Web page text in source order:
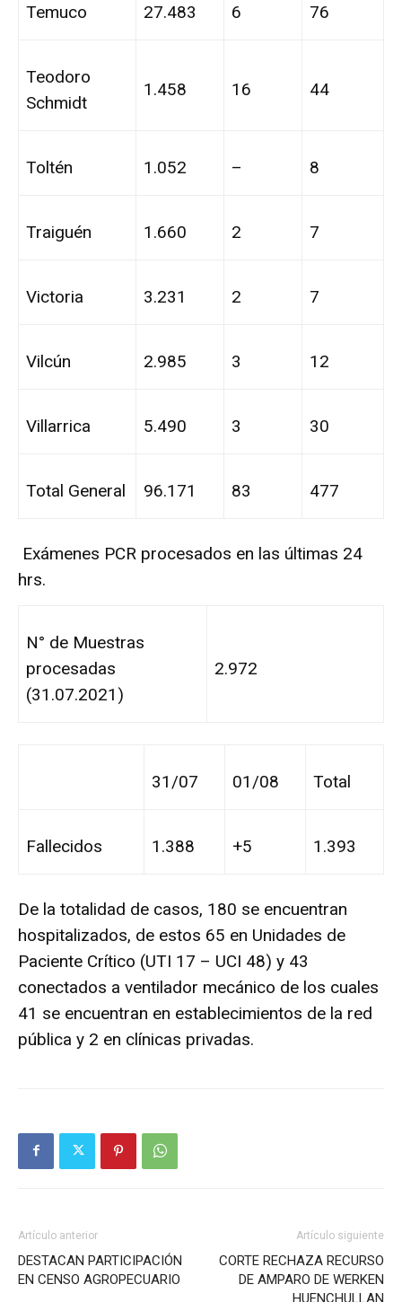
Temuco 27.483 6 76
Teodoro
Schmidt
1.458 16 44
Toltén 1.052 – 8
Traiguén 1.660 2 7
Victoria 3.231 2 7
Vilcún 2.985 3 12
Villarrica 5.490 3 30
Total General 96.171 83 477
Exámenes PCR procesados en las últimas 24
hrs.
N° de Muestras
procesadas
(31.07.2021)
2.972
31/07 01/08 Total
Fallecidos 1.388 +5 1.393
De la totalidad de casos, 180 se encuentran
hospitalizados, de estos 65 en Unidades de
Paciente Crítico (UTI 17 – UCI 48) y 43
conectados a ventilador mecánico de los cuales
41 se encuentran en establecimientos de la red
pública y 2 en clínicas privadas.
Artículo anterior
DESTACAN PARTICIPACIÓN
EN CENSO AGROPECUARIO
Artículo siguiente
CORTE RECHAZA RECURSO
DE AMPARO DE WERKEN
HUENCHULLAN